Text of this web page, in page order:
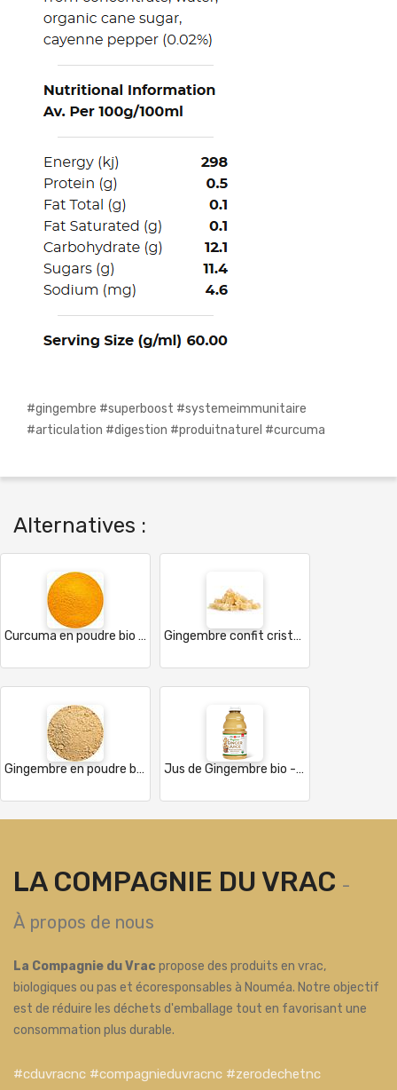
#gingembre #superboost #systemeimmunitaire
#articulation #digestion #produitnaturel #curcuma
Alternatives :
Curcuma en poudre bio - Inde Gingembre confit cristalisé - Fidji
Gingembre en poudre bio - Inde Jus de Gingembre bio - 946ml - USA
LA COMPAGNIE DU VRAC -
À propos de nous
La Compagnie du Vrac propose des produits en vrac,
biologiques ou pas et écoresponsables à Nouméa. Notre objectif
est de réduire les déchets d'emballage tout en favorisant une
consommation plus durable.
#cduvracnc #compagnieduvracnc #zerodechetnc